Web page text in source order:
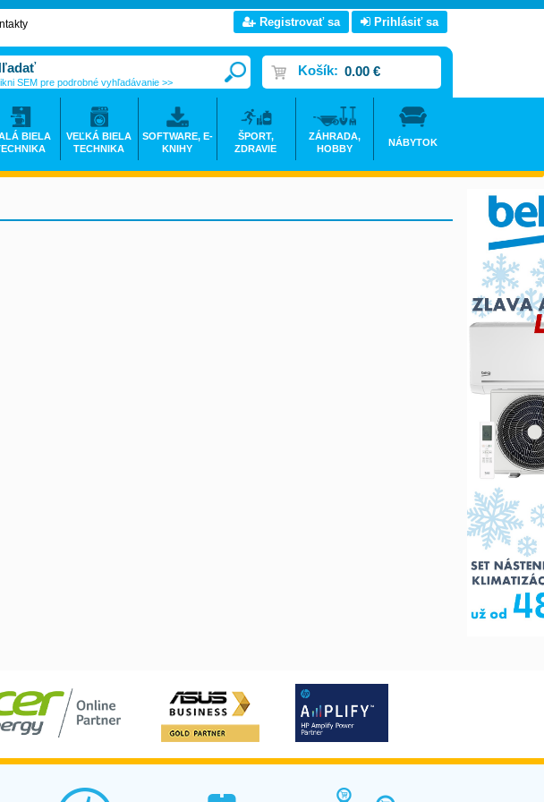
Registrovať sa Prihlásiť sa
Košík: 0.00 €
SEM pre podrobné vyhľadávanie >>
BIELA
VEĽKÁ BIELA
TECHNIKA
SOFTWARE, E-
KNIHY
ŠPORT,
ZDRAVIE
ZÁHRADA,
HOBBY
NÁBYTOK